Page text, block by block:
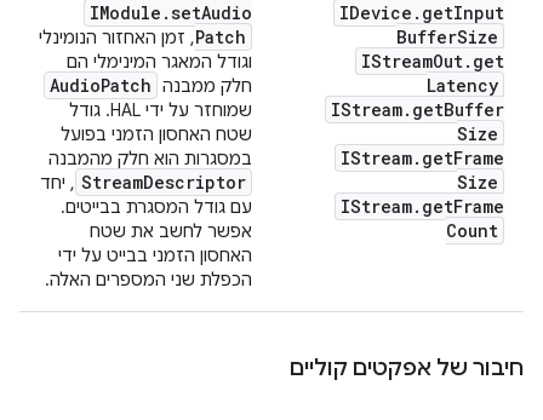
IDevice . getInput
BufferSize
IStreamOut. get
Latency
IStream. getBuffer
Size
IStream. getFrame
Size
IStream. getFrame
Count
IModule .setAudio
Patch, זמן האחזור הנומינלי
וגודל המאגר המינימלי הם
חלק ממבנה
AudioPatch
שמוחזר על ידי HAL. גודל
שטח האחסון הזמני בפועל
במסגרות הוא חלק מהמבנה
StreamDescriptor
, יחד
עם גודל המסגרת בבייטים.
אפשר לחשב את שטח
האחסון הזמני בבייט על ידי
הכפלת שני המספרים האלה.
חיבור של אפקטים קוליים